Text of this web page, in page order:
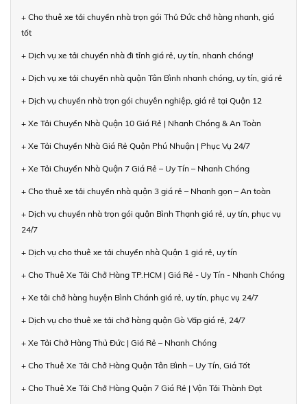
+ Cho thuê xe tải chuyển nhà trọn gói Thủ Đức chở hàng nhanh, giá
tốt
+ Dịch vụ xe tải chuyển nhà đi tỉnh giá rẻ, uy tín, nhanh chóng!
+ Dịch vụ xe tải chuyển nhà quận Tân Bình nhanh chóng, uy tín, giá rẻ
+ Dịch vụ chuyển nhà trọn gói chuyên nghiệp, giá rẻ tại Quận 12
+ Xe Tải Chuyển Nhà Quận 10 Giá Rẻ | Nhanh Chóng & An Toàn
+ Xe Tải Chuyển Nhà Giá Rẻ Quận Phú Nhuận | Phục Vụ 24/7
+ Xe Tải Chuyển Nhà Quận 7 Giá Rẻ – Uy Tín – Nhanh Chóng
+ Cho thuê xe tải chuyển nhà quận 3 giá rẻ – Nhanh gọn – An toàn
+ Dịch vụ chuyển nhà trọn gói quận Bình Thạnh giá rẻ, uy tín, phục vụ
24/7
+ Dịch vụ cho thuê xe tải chuyển nhà Quận 1 giá rẻ, uy tín
+ Cho Thuê Xe Tải Chở Hàng TP.HCM | Giá Rẻ - Uy Tín - Nhanh Chóng
+ Xe tải chở hàng huyện Bình Chánh giá rẻ, uy tín, phục vụ 24/7
+ Dịch vụ cho thuê xe tải chở hàng quận Gò Vấp giá rẻ, 24/7
+ Xe Tải Chở Hàng Thủ Đức | Giá Rẻ – Nhanh Chóng
+ Cho Thuê Xe Tải Chở Hàng Quận Tân Bình – Uy Tín, Giá Tốt
+ Cho Thuê Xe Tải Chở Hàng Quận 7 Giá Rẻ | Vận Tải Thành Đạt